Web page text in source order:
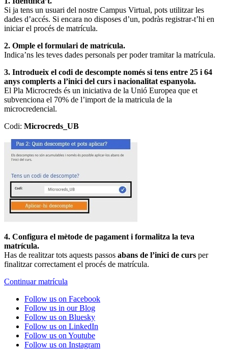
Si ja tens un usuari del nostre Campus Virtual, pots utilitzar les
dades d’accés. Si encara no disposes d’un, podràs registrar-t’hi en
iniciar el procés de matrícula.
2. Omple el formulari de matrícula.
Indica’ns les teves dades personals per poder tramitar la matrícula.
3. Introdueix el codi de descompte només si tens entre 25 i 64
anys complerts a l’inici del curs i nacionalitat espanyola.
El Pla Microcreds és un iniciativa de la Unió Europea que et
subvenciona el 70% de l’import de la matricula de la
microcredencial.
Codi: Microcreds_UB
4. Configura el mètode de pagament i formalitza la teva
matrícula.
Has de realitzar tots aquests passos abans de l’inici de curs per
finalitzar correctament el procés de matrícula.
Continuar matrícula
Follow us on Facebook
Follow us in our Blog
Follow us on Bluesky
Follow us on LinkedIn
Follow us on Youtube
Follow us on Instagram